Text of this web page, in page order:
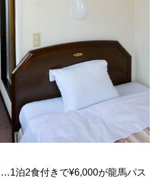
…1泊2食付きで¥6,000が龍馬パス